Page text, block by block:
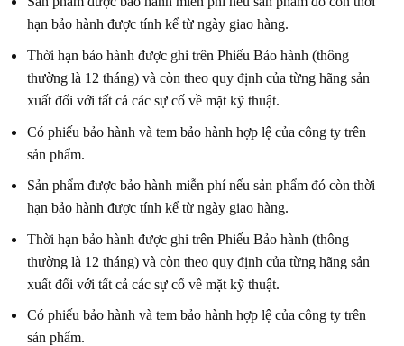
hạn bảo hành được tính kể từ ngày giao hàng.
Thời hạn bảo hành được ghi trên Phiếu Bảo hành (thông
thường là 12 tháng) và còn theo quy định của từng hãng sản
xuất đối với tất cả các sự cố về mặt kỹ thuật.
Có phiếu bảo hành và tem bảo hành hợp lệ của công ty trên
sản phẩm.
Sản phẩm được bảo hành miễn phí nếu sản phẩm đó còn thời
hạn bảo hành được tính kể từ ngày giao hàng.
Thời hạn bảo hành được ghi trên Phiếu Bảo hành (thông
thường là 12 tháng) và còn theo quy định của từng hãng sản
xuất đối với tất cả các sự cố về mặt kỹ thuật.
Có phiếu bảo hành và tem bảo hành hợp lệ của công ty trên
sản phẩm.